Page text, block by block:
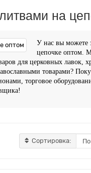
на
У нас вы можете
цепочке оптом.
для церковных лавок,
товарами?
торговое
Сортировка: